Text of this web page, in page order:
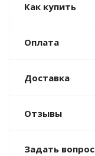
Как купить
Оплата
Доставка
Отзывы
Задать вопрос